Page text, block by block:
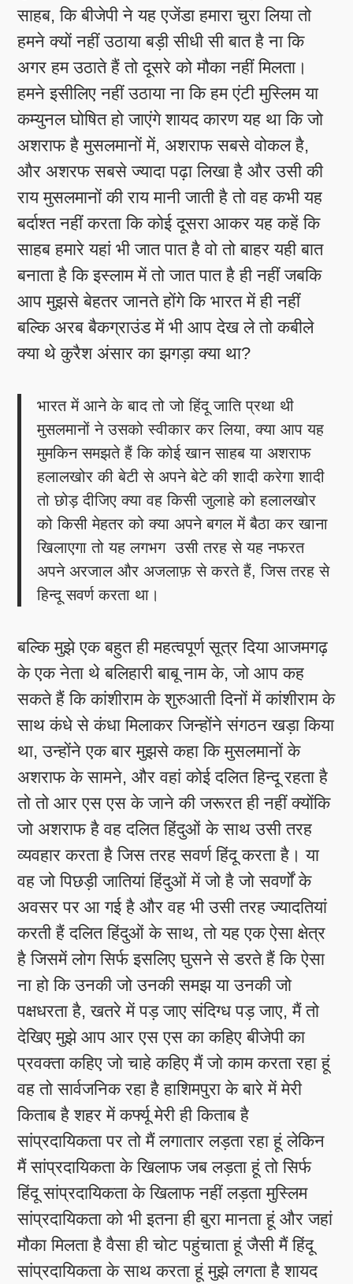
साहब, कि बीजेपी ने यह एजेंडा हमारा चुरा लिया तो
हमने क्यों नहीं उठाया बड़ी सीधी सी बात है ना कि
अगर हम उठाते हैं तो दूसरे को मौका नहीं मिलता।
हमने इसीलिए नहीं उठाया ना कि हम एंटी मुस्लिम या
कम्युनल घोषित हो जाएंगे शायद कारण यह था कि जो
अशराफ है मुसलमानों में, अशराफ सबसे वोकल है,
और अशरफ सबसे ज्यादा पढ़ा लिखा है और उसी की
राय मुसलमानों की राय मानी जाती है तो वह कभी यह
बर्दाश्त नहीं करता कि कोई दूसरा आकर यह कहें कि
साहब हमारे यहां भी जात पात है वो तो बाहर यही बात
बनाता है कि इस्लाम में तो जात पात है ही नहीं जबकि
आप मुझसे बेहतर जानते होंगे कि भारत में ही नहीं
बल्कि अरब बैकग्राउंड में भी आप देख ले तो कबीले
क्या थे कुरैश अंसार का झगड़ा क्या था?
भारत में आने के बाद तो जो हिंदू जाति प्रथा थी
मुसलमानों ने उसको स्वीकार कर लिया, क्या आप यह
मुमकिन समझते हैं कि कोई खान साहब या अशराफ
हलालखोर की बेटी से अपने बेटे की शादी करेगा शादी
तो छोड़ दीजिए क्या वह किसी जुलाहे को हलालखोर
को किसी मेहतर को क्या अपने बगल में बैठा कर खाना
खिलाएगा तो यह लगभग उसी तरह से यह नफरत
अपने अरजाल और अजलाफ़ से करते हैं, जिस तरह से
हिन्दू सवर्ण करता था।
बल्कि मुझे एक बहुत ही महत्वपूर्ण सूत्र दिया आजमगढ़
के एक नेता थे बलिहारी बाबू नाम के, जो आप कह
सकते हैं कि कांशीराम के शुरुआती दिनों में कांशीराम के
साथ कंधे से कंधा मिलाकर जिन्होंने संगठन खड़ा किया
था, उन्होंने एक बार मुझसे कहा कि मुसलमानों के
अशराफ के सामने, और वहां कोई दलित हिन्दू रहता है
तो तो आर एस एस के जाने की जरूरत ही नहीं क्योंकि
जो अशराफ है वह दलित हिंदुओं के साथ उसी तरह
व्यवहार करता है जिस तरह सवर्ण हिंदू करता है। या
वह जो पिछड़ी जातियां हिंदुओं में जो है जो सवर्णों के
अवसर पर आ गई है और वह भी उसी तरह ज्यादतियां
करती हैं दलित हिंदुओं के साथ, तो यह एक ऐसा क्षेत्र
है जिसमें लोग सिर्फ इसलिए घुसने से डरते हैं कि ऐसा
ना हो कि उनकी जो उनकी समझ या उनकी जो
पक्षधरता है, खतरे में पड़ जाए संदिग्ध पड़ जाए, मैं तो
देखिए मुझे आप आर एस एस का कहिए बीजेपी का
प्रवक्ता कहिए जो चाहे कहिए मैं जो काम करता रहा हूं
वह तो सार्वजनिक रहा है हाशिमपुरा के बारे में मेरी
किताब है शहर में कर्फ्यू मेरी ही किताब है
सांप्रदायिकता पर तो मैं लगातार लड़ता रहा हूं लेकिन
मैं सांप्रदायिकता के खिलाफ जब लड़ता हूं तो सिर्फ
हिंदू सांप्रदायिकता के खिलाफ नहीं लड़ता मुस्लिम
सांप्रदायिकता को भी इतना ही बुरा मानता हूं और जहां
मौका मिलता है वैसा ही चोट पहुंचाता हूं जैसी मैं हिंदू
सांप्रदायिकता के साथ करता हूं मुझे लगता है शायद